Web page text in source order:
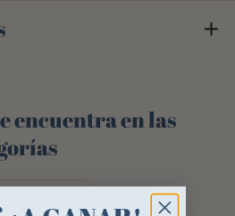
encuentra en las